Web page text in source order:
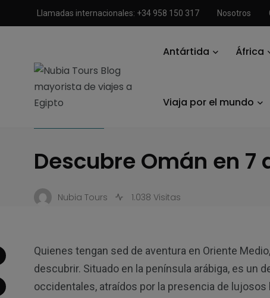
Llamadas internacionales: +34 958 150 317 Nosotros
Antártida África
Viaja por el mundo
Descubre Omán en 7
Nubia Tours 1.038 Visitas
Quienes tengan sed de aventura en Oriente
descubrir. Situado en la península arábiga, es un
occidentales, atraídos por la presencia de